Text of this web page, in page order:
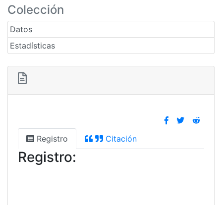
Colección
Datos
Estadísticas
Registro Citación
Registro: